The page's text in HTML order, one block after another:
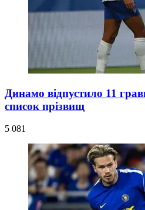
Динамо відпустило 11
список прізвищ
5 081